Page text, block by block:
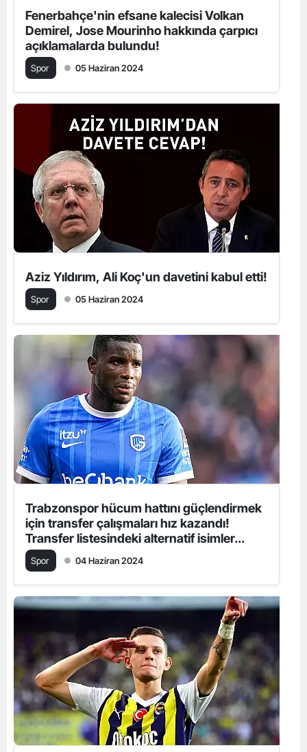
Fenerbahçe'nin efsane kalecisi Volkan
Demirel, Jose Mourinho hakkında çarpıcı
açıklamalarda bulundu!
Spor 05 Haziran 2024
Aziz Yıldırım, Ali Koç'un davetini kabul etti!
Spor 05 Haziran 2024
Trabzonspor hücum hattını güçlendirmek
için transfer çalışmaları hız kazandı!
Transfer listesindeki alternatif isimler...
Spor 04 Haziran 2024